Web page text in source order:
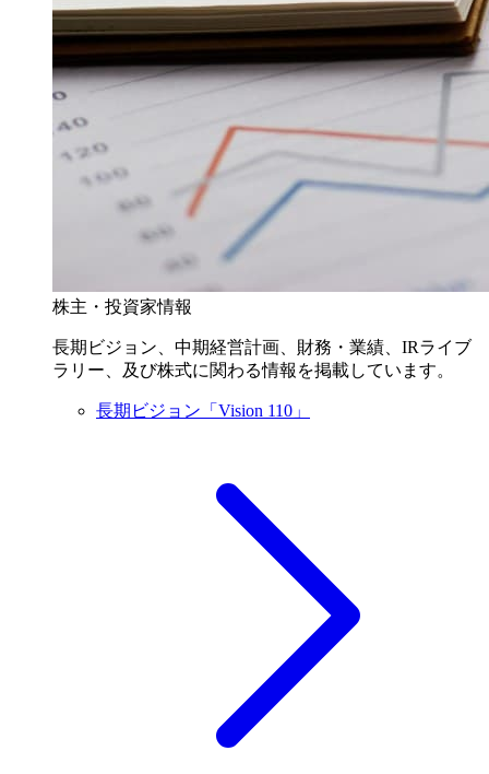
株主・投資家情報
長期ビジョン、中期経営計画、財務・業績、IRライブ
ラリー、及び株式に関わる情報を掲載しています。
長期ビジョン「Vision 110」